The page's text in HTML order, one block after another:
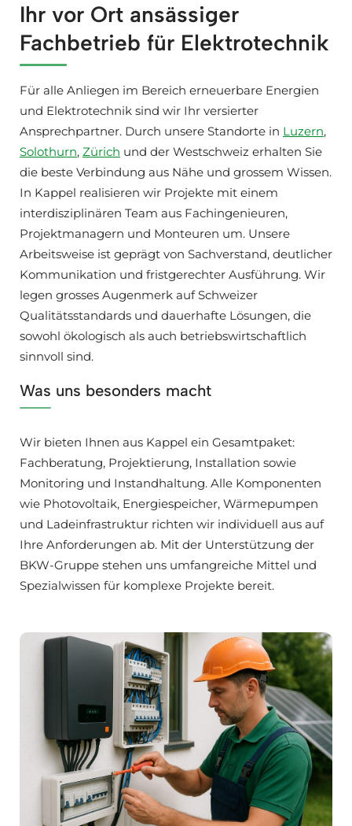
Ihr vor Ort ansässiger
Fachbetrieb für Elektrotechnik
Für alle Anliegen im Bereich erneuerbare Energien
und Elektrotechnik sind wir Ihr versierter
Ansprechpartner. Durch unsere Standorte in Luzern,
Solothurn, Zürich und der Westschweiz erhalten Sie
die beste Verbindung aus Nähe und grossem Wissen.
In Kappel realisieren wir Projekte mit einem
interdisziplinären Team aus Fachingenieuren,
Projektmanagern und Monteuren um. Unsere
Arbeitsweise ist geprägt von Sachverstand, deutlicher
Kommunikation und fristgerechter Ausführung. Wir
legen grosses Augenmerk auf Schweizer
Qualitätsstandards und dauerhafte Lösungen, die
sowohl ökologisch als auch betriebswirtschaftlich
sinnvoll sind.
Was uns besonders macht
Wir bieten Ihnen aus Kappel ein Gesamtpaket:
Fachberatung, Projektierung, Installation sowie
Monitoring und Instandhaltung. Alle Komponenten
wie Photovoltaik, Energiespeicher, Wärmepumpen
und Ladeinfrastruktur richten wir individuell aus auf
Ihre Anforderungen ab. Mit der Unterstützung der
BKW-Gruppe stehen uns umfangreiche Mittel und
Spezialwissen für komplexe Projekte bereit.